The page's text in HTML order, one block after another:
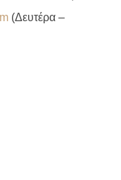
(Δευτέρα –